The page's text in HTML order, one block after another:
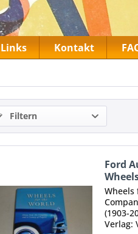
Links Kontakt
Filtern
Ford
Wheels
(1903-
Verlag: